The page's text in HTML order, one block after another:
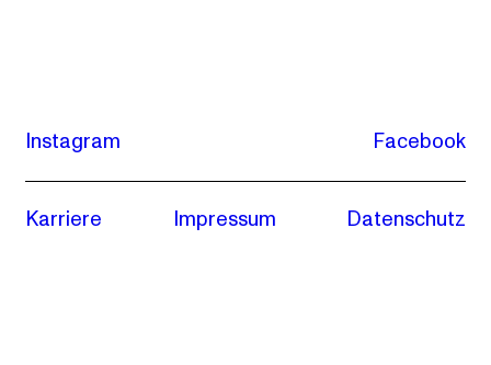
Karriere Impressum Datenschutz
Instagram Facebook